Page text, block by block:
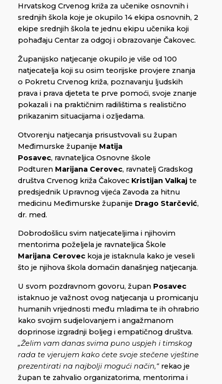
Hrvatskog Crvenog križa za učenike osnovnih i
srednjih škola koje je okupilo 14 ekipa osnovnih, 2
ekipe srednjih škola te jednu ekipu učenika koji
pohađaju Centar za odgoj i obrazovanje Čakovec.
Županijsko natjecanje okupilo je više od 100
natjecatelja koji su osim teorijske provjere znanja
o Pokretu Crvenog križa, poznavanju ljudskih
prava i prava djeteta te prve pomoći, svoje znanje
pokazali i na praktičnim radilištima s realistično
prikazanim situacijama i ozljedama.
Otvorenju natjecanja prisustvovali su župan
Međimurske županije Matija
Posavec, ravnateljica Osnovne škole
Podturen Marijana Cerovec, ravnatelj Gradskog
društva Crvenog križa Čakovec Kristijan Valkaj te
predsjednik Upravnog vijeća Zavoda za hitnu
medicinu Međimurske županije Drago Starčević,
dr. med.
Dobrodošlicu svim natjecateljima i njihovim
mentorima poželjela je ravnateljica Škole
Marijana Cerovec koja je istaknula kako je veseli
što je njihova škola domaćin današnjeg natjecanja.
U svom pozdravnom govoru, župan Posavec
istaknuo je važnost ovog natjecanja u promicanju
humanih vrijednosti među mladima te ih ohrabrio
kako svojim sudjelovanjem i angažmanom
doprinose izgradnji boljeg i empatičnog društva.
„Želim vam danas svima puno uspjeh i timskog
rada te vjerujem kako ćete svoje stečene vještine
prezentirati na najbolji mogući način,“ rekao je
župan te zahvalio organizatorima, mentorima i